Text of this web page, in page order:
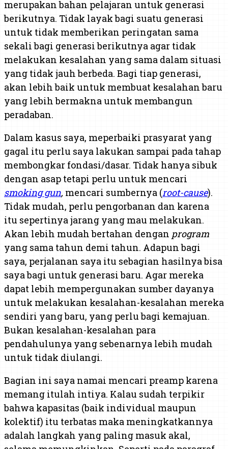
merupakan bahan pelajaran untuk generasi
berikutnya. Tidak layak bagi suatu generasi
untuk tidak memberikan peringatan sama
sekali bagi generasi berikutnya agar tidak
melakukan kesalahan yang sama dalam situasi
yang tidak jauh berbeda. Bagi tiap generasi,
akan lebih baik untuk membuat kesalahan baru
yang lebih bermakna untuk membangun
peradaban.
Dalam kasus saya, meperbaiki prasyarat yang
gagal itu perlu saya lakukan sampai pada tahap
membongkar fondasi/dasar. Tidak hanya sibuk
dengan asap tetapi perlu untuk mencari
smoking gun, mencari sumbernya (root-cause).
Tidak mudah, perlu pengorbanan dan karena
itu sepertinya jarang yang mau melakukan.
Akan lebih mudah bertahan dengan program
yang sama tahun demi tahun. Adapun bagi
saya, perjalanan saya itu sebagian hasilnya bisa
saya bagi untuk generasi baru. Agar mereka
dapat lebih mempergunakan sumber dayanya
untuk melakukan kesalahan-kesalahan mereka
sendiri yang baru, yang perlu bagi kemajuan.
Bukan kesalahan-kesalahan para
pendahulunya yang sebenarnya lebih mudah
untuk tidak diulangi.
Bagian ini saya namai mencari preamp karena
memang itulah intiya. Kalau sudah terpikir
bahwa kapasitas (baik individual maupun
kolektif) itu terbatas maka meningkatkannya
adalah langkah yang paling masuk akal,